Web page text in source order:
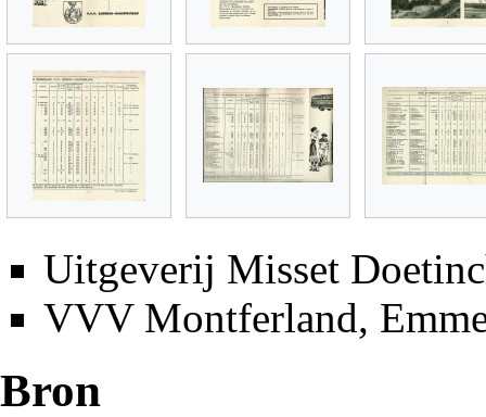
Uitgeverij Misset
VVV Montferland,
Bron